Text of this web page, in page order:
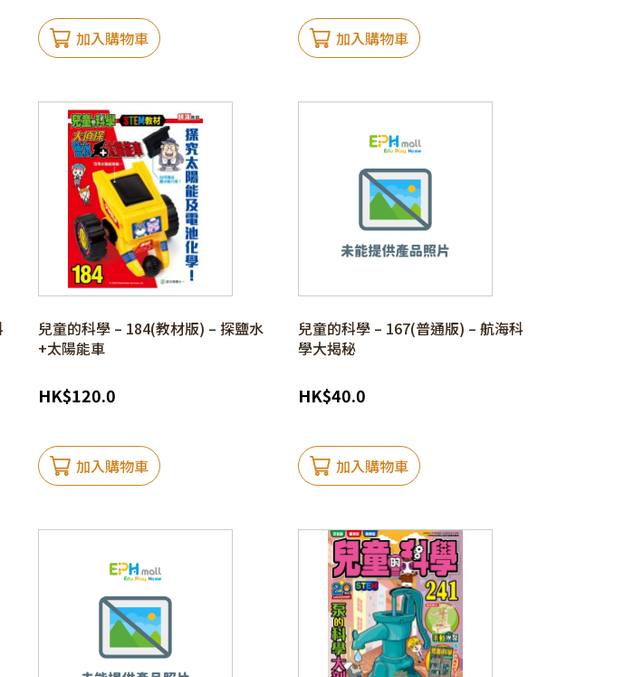
加入購物車 加入購物車
兒童的科學 – 184(教材版) – 探鹽水
+太陽能車
HK$120.0
加入購物車
兒童的科學 – 167(普通版) – 航海科
學大揭秘
HK$40.0
加入購物車